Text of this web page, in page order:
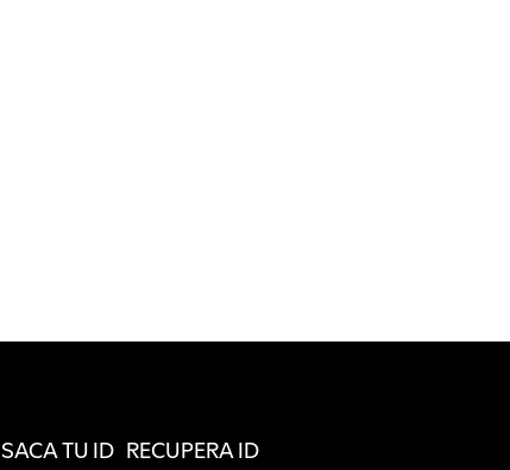
SACA TU ID RECUPERA ID